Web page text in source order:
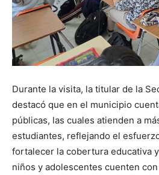
Durante la visita, la titular de la
destacó que en el municipio
públicas, las cuales atienden a
estudiantes, reflejando el
fortalecer la cobertura educativa
niños y adolescentes cuenten